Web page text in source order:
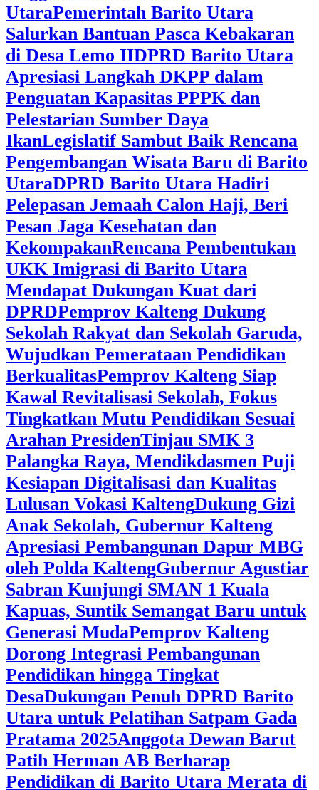
UtaraPemerintah Barito Utara
Salurkan Bantuan Pasca Kebakaran
di Desa Lemo IIDPRD Barito Utara
Apresiasi Langkah DKPP dalam
Penguatan Kapasitas PPPK dan
Pelestarian Sumber Daya
IkanLegislatif Sambut Baik Rencana
Pengembangan Wisata Baru di Barito
UtaraDPRD Barito Utara Hadiri
Pelepasan Jemaah Calon Haji, Beri
Pesan Jaga Kesehatan dan
KekompakanRencana Pembentukan
UKK Imigrasi di Barito Utara
Mendapat Dukungan Kuat dari
DPRD‎Pemprov Kalteng Dukung
Sekolah Rakyat dan Sekolah Garuda,
Wujudkan Pemerataan Pendidikan
Berkualitas‎Pemprov Kalteng Siap
Kawal Revitalisasi Sekolah, Fokus
Tingkatkan Mutu Pendidikan Sesuai
Arahan Presiden‎Tinjau SMK 3
Palangka Raya, Mendikdasmen Puji
Kesiapan Digitalisasi dan Kualitas
Lulusan Vokasi Kalteng‎Dukung Gizi
Anak Sekolah, Gubernur Kalteng
Apresiasi Pembangunan Dapur MBG
oleh Polda Kalteng‎Gubernur Agustiar
Sabran Kunjungi SMAN 1 Kuala
Kapuas, Suntik Semangat Baru untuk
Generasi Muda‎Pemprov Kalteng
Dorong Integrasi Pembangunan
Pendidikan hingga Tingkat
DesaDukungan Penuh DPRD Barito
Utara untuk Pelatihan Satpam Gada
Pratama 2025Anggota Dewan Barut
Patih Herman AB Berharap
Pendidikan di Barito Utara Merata di